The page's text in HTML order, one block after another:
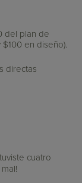
del plan de
en diseño).
directas
cuatro